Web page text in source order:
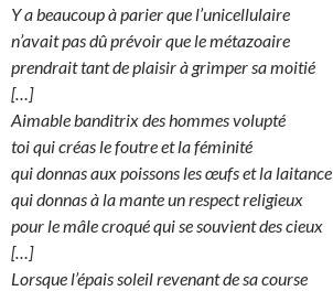
Y a beaucoup à parier que l’unicellulaire
n’avait pas dû prévoir que le métazoaire
prendrait tant de plaisir à grimper sa moitié
[…]
Aimable banditrix des hommes volupté
toi qui créas le foutre et la féminité
qui donnas aux poissons les œufs et la laitance
qui donnas à la mante un respect religieux
pour le mâle croqué qui se souvient des cieux
[…]
Lorsque l’épais soleil revenant de sa course